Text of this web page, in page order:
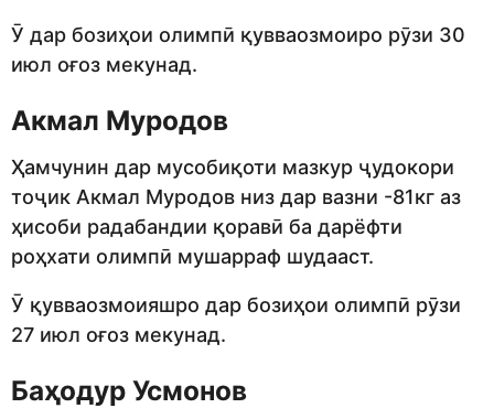
Ӯ дар бозиҳои олимпӣ қувваозмоиро рӯзи 30
июл оғоз мекунад.
Акмал Муродов
Ҳамчунин дар мусобиқоти мазкур ҷудокори
тоҷик Акмал Муродов низ дар вазни -81кг аз
ҳисоби радабандии қоравӣ ба дарёфти
роҳхати олимпӣ мушарраф шудааст.
Ӯ қувваозмоияшро дар бозиҳои олимпӣ рӯзи
27 июл оғоз мекунад.
Баҳодур Усмонов